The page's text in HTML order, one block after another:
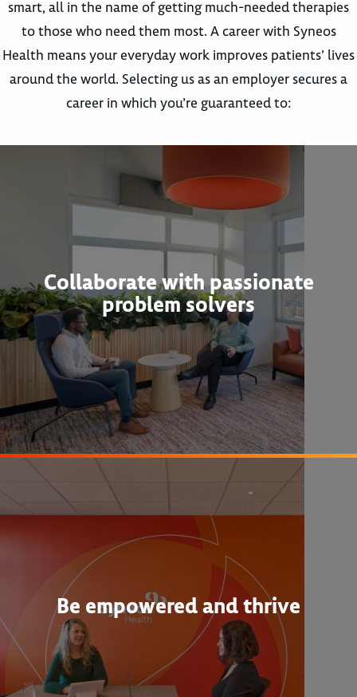
smart, all in the name of getting much-needed therapies
to those who need them most. A career with Syneos
Health means your everyday work improves patients’ lives
around the world. Selecting us as an employer secures a
career in which you’re guaranteed to:
Collaborate with passionate
problem solvers
Be empowered and thrive